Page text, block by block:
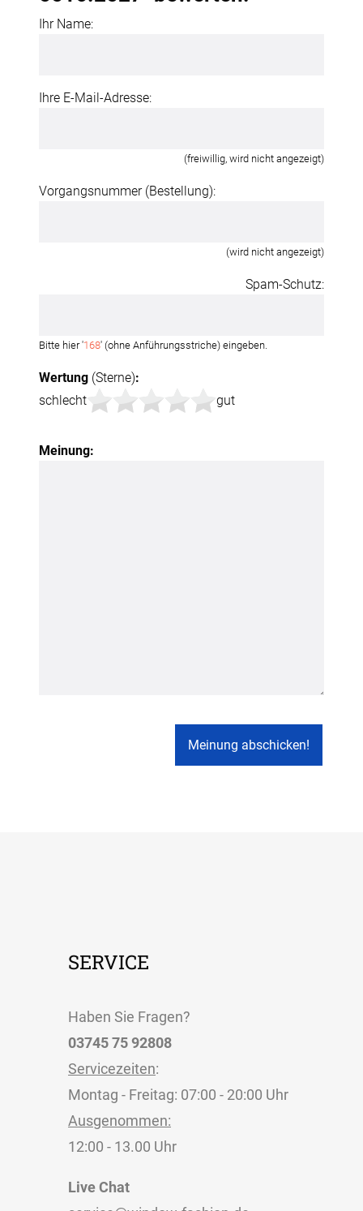
Ihr Name:
Ihre E-Mail-Adresse:
(freiwillig, wird nicht angezeigt)
Vorgangsnummer (Bestellung):
(wird nicht angezeigt)
Spam-Schutz:
Bitte hier '168' (ohne Anführungsstriche) eingeben.
Wertung (Sterne):
schlecht
gut
Meinung:
SERVICE
Haben Sie Fragen?
03745 75 92808
Servicezeiten:
Montag - Freitag: 07:00 - 20:00 Uhr
Ausgenommen:
12:00 - 13.00 Uhr
Live Chat